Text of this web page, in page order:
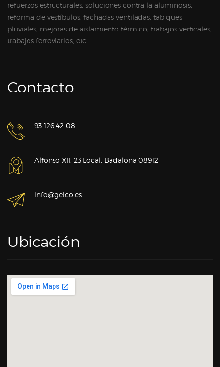
refuerzos estructurales, soluciones contra la aluminosis,
reforma de vestíbulos, fachadas ventiladas, tabiques
pluviales, mejoras de aislamiento térmico, trabajos verticales,
trabajos ferroviarios, etc.
Contacto
93 126 42 08
Alfonso XII, 23 Local. Badalona 08912
info@geico.es
Ubicación